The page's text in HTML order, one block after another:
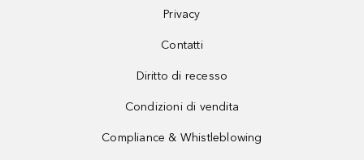
Privacy
Contatti
Diritto di recesso
Condizioni di vendita
Compliance & Whistleblowing